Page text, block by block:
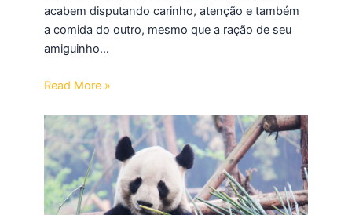
acabem disputando carinho, atenção e também
a comida do outro, mesmo que a ração de seu
amiguinho…
Read More »